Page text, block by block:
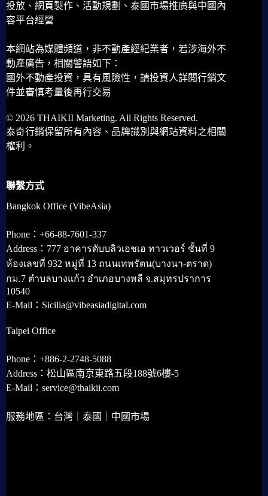
投放、網頁製作、活動規劃、泰國市場推廣與中國內
容平台經營
本網站為媒體頻道，非不動產經紀業者，若涉海外不
動產廣告，相關警語如下：
國外不動產投資，具有風險性，請投資人詳閱行銷文
件並審慎考量後再行交易
© 2026 THAIKII Marketing. All Rights Reserved.
泰奇行銷保留所有內容、品牌識別與網站資料之相關
權利。
聯繫方式
Bangkok Office (VibeAsia)
Phone：+66-88-7601-337
Address：777 อาคารดับบลิวเอชเอ ทาวเวอร์ ชั้นที่ 9
ห้องเลขที่ 932 หมู่ที่ 13 ถนนเทพรัตน(บางนา-ตราด)
กม.7 ตำบลบางแก้ว อำเภอบางพลี จ.สมุทรปราการ
10540
E-Mail：Sicilia@vibeasiadigital.com
Taipei Office
Phone：+886-2-2748-5088
Address：松山區南京東路五段188號6樓-5
E-Mail：service@thaikii.com
服務地區：台灣｜泰國｜中國市場